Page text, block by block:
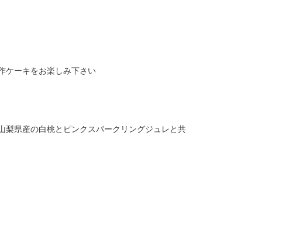
ケーキをお楽しみ下さい
県産の白桃とピンクスパークリングジュレと共